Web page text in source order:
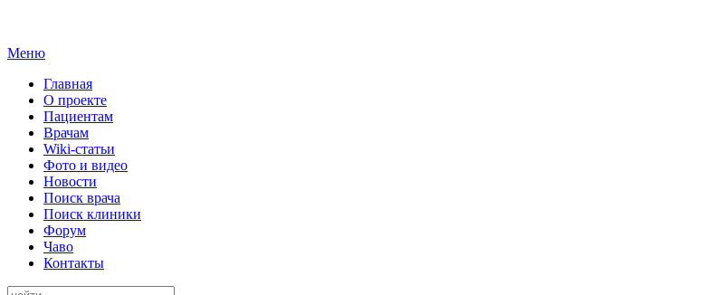
Меню
Главная
О проекте
Пациентам
Врачам
Wiki-статьи
Фото и видео
Новости
Поиск врача
Поиск клиники
Форум
Чаво
Контакты